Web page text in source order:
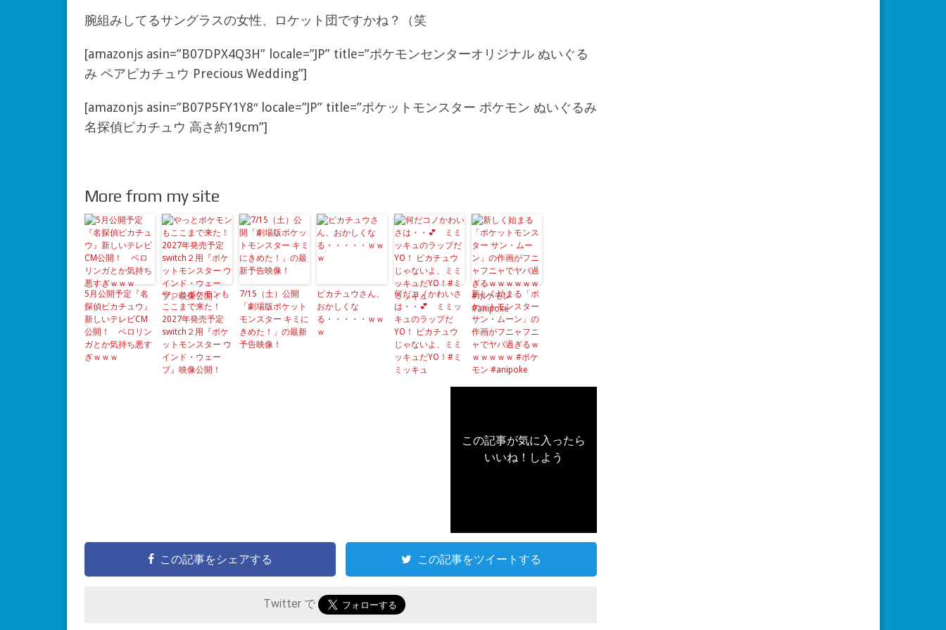
腕組みしてるサングラスの女性、ロケット団ですかね？（笑
[amazonjs asin=”B07DPX4Q3H” locale=”JP” title=”ポケモンセンターオリジナル ぬいぐる
み ペアピカチュウ Precious Wedding”]
[amazonjs asin=”B07P5FY1Y8″ locale=”JP” title=”ポケットモンスター ポケモン ぬいぐるみ
名探偵ピカチュウ 高さ約19cm”]
More from my site
5月公開予定『名
探偵ピカチュウ』
新しいテレビCM
公開！ ベロリン
ガとか気持ち悪す
ぎｗｗｗ
やっとポケモンも
ここまで来た！
2027年発売予定
switch２用『ポケ
ットモンスター ウ
インド・ウェー
ブ』映像公開！
7/15（土）公開
「劇場版ポケット
モンスター キミに
きめた！」の最新
予告映像！
ピカチュウさん、
おかしくな
る・・・・・ｗｗ
ｗ
何だコノかわいさ
は・・💕 ミミッ
キュのラップだ
YO！ ピカチュウ
じゃないよ、ミミ
ッキュだYO！#ミ
ミッキュ
新しく始まる「ポ
ケットモンスター
サン・ムーン」の
作画がフニャフニ
ャでヤバ過ぎるｗ
ｗｗｗｗｗ #ポケ
モン #anipoke
この記事が気に入ったら
いいね！しよう
この記事をシェアする この記事をツイートする
Twitter で